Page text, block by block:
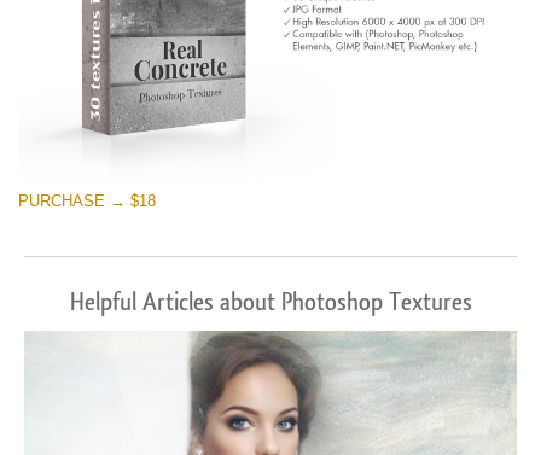
PURCHASE → $18
Helpful Articles about Photoshop Textures